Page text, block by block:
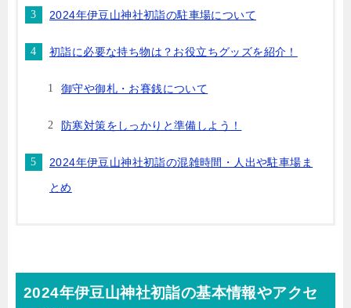
2024年伊豆山神社初詣の駐車場について
初詣に必要な持ち物は？お役立ちグッズを紹介！
御守や御札・お賽銭について
防寒対策をしっかりと準備しよう！
2024年伊豆山神社初詣の混雑時間・人出や駐車場ま
とめ
2024年伊豆山神社初詣の基本情報やアクセ